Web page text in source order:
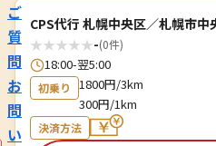
ご
質
問
お
問
い
CPS代行 札幌中央区／札幌市中
★★★★★-(0件)
18:00-翌5:00
初乗り
1800円/3km
300円/1km
決済方法